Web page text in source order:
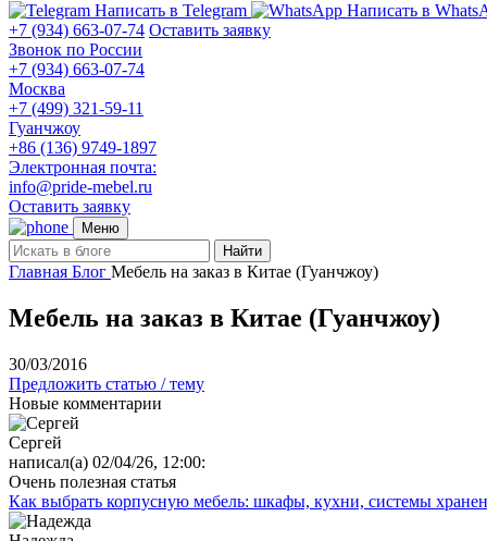
Написать в Telegram
Написать в
+7 (934) 663-07-74 Оставить заявку
Звонок по России
+7 (934) 663-07-74
Москва
+7 (499) 321-59-11
Гуанчжоу
+86 (136) 9749-1897
Электронная почта:
info@pride-mebel.ru
Оставить заявку
Меню
Найти
Главная Блог Мебель на заказ в Китае (Гуанчжоу)
Мебель на заказ в Китае (Гуанчжоу)
30/03/2016
Предложить статью / тему
Новые комментарии
Сергей
написал(а) 02/04/26, 12:00:
Очень полезная статья
Как выбрать корпусную мебель: шкафы, кухни, системы